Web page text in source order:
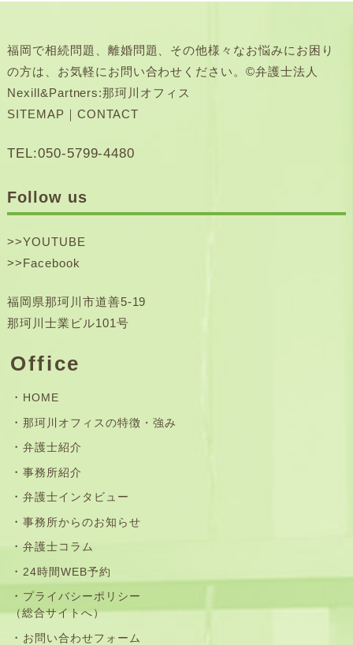
福岡で相続問題、離婚問題、その他様々なお悩みにお困り
の方は、お気軽にお問い合わせください。©弁護士法人
Nexill&Partners:那珂川オフィス
SITEMAP ｜ CONTACT
TEL:050-5799-4480
Follow us
>>YOUTUBE
>>Facebook
福岡県那珂川市道善5-19
那珂川士業ビル101号
Office
HOME
那珂川オフィスの特徴・強み
弁護士紹介
事務所紹介
弁護士インタビュー
事務所からのお知らせ
弁護士コラム
24時間WEB予約
プライバシーポリシー
（総合サイトへ）
お問い合わせフォーム